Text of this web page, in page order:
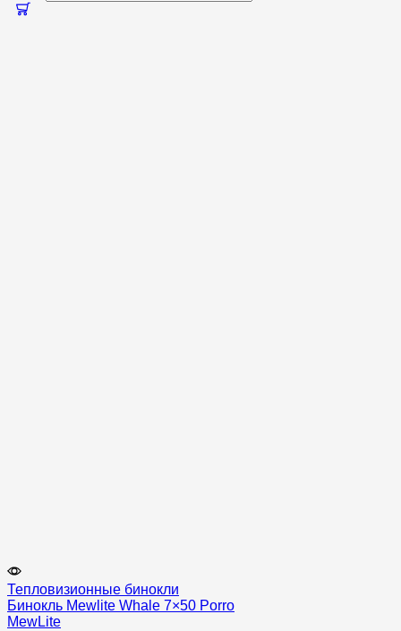
Тепловизионные бинокли
Бинокль Mewlite Whale 7×50 Porro
MewLite